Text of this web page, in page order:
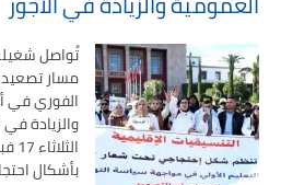
تُواصل
مسار
الفوري في
والزيادة
بأشكال